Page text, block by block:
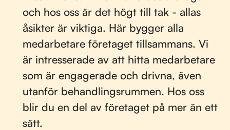
och hos oss är det högt till tak - allas
åsikter är viktiga. Här bygger alla
medarbetare företaget tillsammans. Vi
är intresserade av att hitta medarbetare
som är engagerade och drivna, även
utanför behandlingsrummen. Hos oss
blir du en del av företaget på mer än ett
sätt.